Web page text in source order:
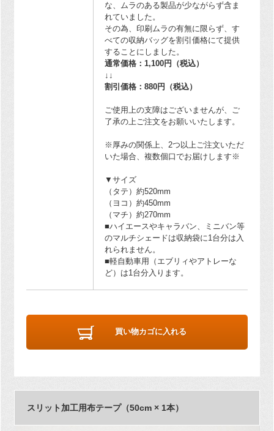
な、ムラのある製品が少ながらず含ま
れていました。
その為、印刷ムラの有無に限らず、す
べての収納バッグを割引価格にて提供
することにしました。
通常価格：1,100円（税込）
↓↓
割引価格：880円（税込）
ご使用上の支障はございませんが、ご
了承の上ご注文をお願いいたします。
※厚みの関係上、2つ以上ご注文いただ
いた場合、複数個口でお届けします※
▼サイズ
（タテ）約520mm
（ヨコ）約450mm
（マチ）約270mm
■ハイエースやキャラバン、ミニバン等
のマルチシェードは収納袋に1台分は入
れられません。
■軽自動車用（エブリィやアトレーな
ど）は1台分入ります。
買い物カゴに入れる
スリット加工用布テープ（50cm × 1本）